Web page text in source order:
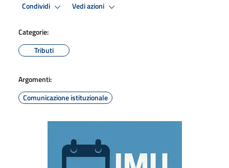
Condividi Vedi azioni
Categorie:
Tributi
Argomenti:
Comunicazione istituzionale